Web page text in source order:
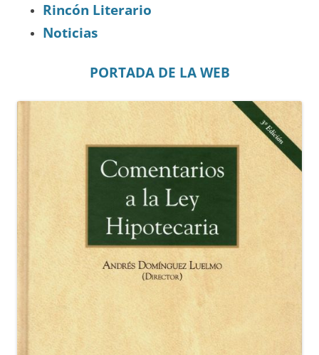
Rincón Literario
Noticias
PORTADA DE LA WEB